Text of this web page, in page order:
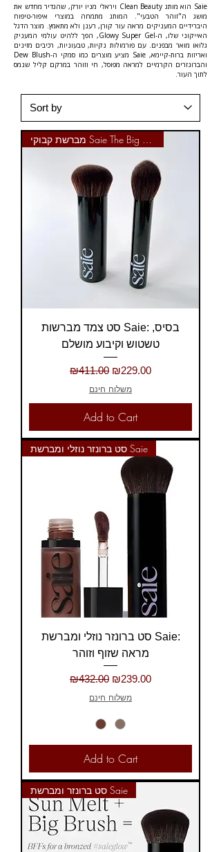
Saie הוא מותג Clean Beauty ויראלי מניו יורק, שהגדיר מחדש את
מושג ה"זוהר הטבעי". המותג מתמחה במוצרי איפור-טיפוח
היברידיים המעניקים מראה עור קורן, רענן ולא מתאמץ. מוצר הדגל
האייקוני שלו, ה-Glowy Super Gel, הפך ללהיט עולמי המעניק
גלואו מואר מבפנים. עם פורמולות נקיות, טבעוניות, רכיבים מזינים
ואריזות ברות-קיימא, Saie מציע מוצרים כמו סמקי ה-Dew Blush
והברונזרים הקרמיים למראה מפוסל, חי וזוהר במרקם קליל שנמס
לתוך העור.
סט צמד מברשות Saie: בסיס,
טשטוש וקיבוע מושלם
Regular Price
₪411.00 Sale Price
₪229.00
משלוח חינם
Add to Cart
סט ברונזר נוזלי ומברשת Saie
סט ברונזר נוזלי ומברשת Saie:
מראה שזוף וזוהר
Regular Price
₪432.00 Sale Price
₪239.00
משלוח חינם
Add to Cart
סט ברונזר ומברשת Saie